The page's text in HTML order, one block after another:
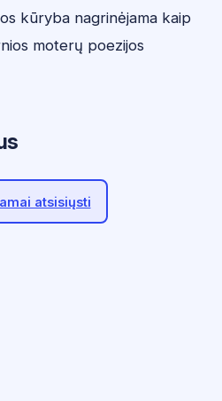
kūryba nagrinėjama kaip
moterų poezijos
atsisiųsti